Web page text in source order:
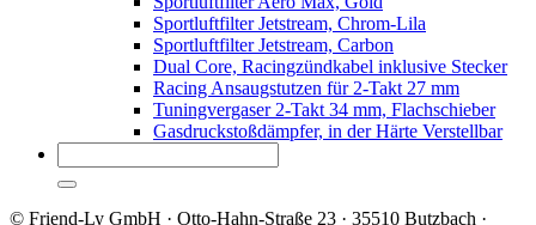
Sportluftfilter Jetstream, Chrom-Lila
Sportluftfilter Jetstream, Carbon
Dual Core, Racingzündkabel inklusive Stecker
Racing Ansaugstutzen für 2-Takt 27 mm
Tuningvergaser 2-Takt 34 mm, Flachschieber
Gasdruckstoßdämpfer, in der Härte Verstellbar
© Friend-Ly GmbH · Otto-Hahn-Straße 23 · 35510 Butzbach ·